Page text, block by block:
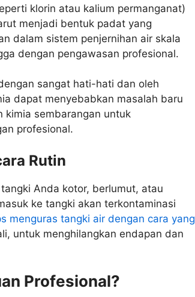
klorin atau kalium permanganat)
menjadi bentuk padat yang
dalam sistem penjernihan air skala
dengan pengawasan profesional.
sangat hati-hati dan oleh
dapat menyebabkan masalah baru
kimia sembarangan untuk
profesional.
Rutin
Anda kotor, berlumut, atau
ke tangki akan terkontaminasi
menguras tangki air dengan cara yang
untuk menghilangkan endapan dan
Profesional?